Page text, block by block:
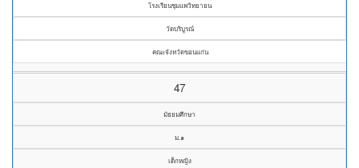
โรงเรียนชุมแพวิทยายน
วัดบริบูรณ์
คณะจังหวัดขอนแก่น
47
มัธยมศึกษา
ม.๑
เด็กหญิง